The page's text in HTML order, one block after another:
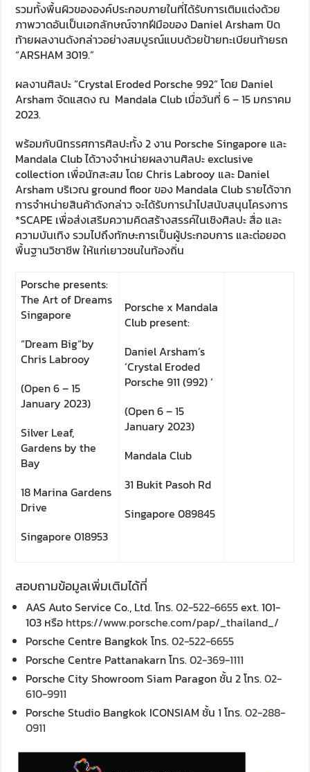
รวมทั้งพื้นผิวขององค์ประกอบภายในที่ได้รับการเติมแต่งด้วย
ภาพวาดอันเป็นเอกลักษณ์จากฝีมือของ Daniel Arsham ปิด
ท้ายผลงานดังกล่าวอย่างสมบูรณ์แบบด้วยป้ายทะเบียนท้ายรถ
“ARSHAM 3019.”
ผลงานศิลปะ “Crystal Eroded Porsche 992“ โดย Daniel
Arsham จัดแสดง ณ Mandala Club เมื่อวันที่ 6 – 15 มกราคม
2023.
พร้อมกับนิทรรศการศิลปะทั้ง 2 งาน Porsche Singapore และ
Mandala Club ได้วางจำหน่ายผลงานศิลปะ exclusive
collection เพื่อนักสะสม โดย Chris Labrooy และ Daniel
Arsham บริเวณ ground floor ของ Mandala Club รายได้จาก
การจำหน่ายสินค้าดังกล่าว จะได้รับการนำไปสนับสนุนโครงการ
*SCAPE เพื่อส่งเสริมความคิดสร้างสรรค์ในเชิงศิลปะ สื่อ และ
ความบันเทิง รวมไปถึงทักษะการเป็นผู้ประกอบการ และต่อยอด
พื้นฐานวิชาชีพ ให้แก่เยาวชนในท้องถิ่น
Porsche presents:
The Art of Dreams
Singapore
“Dream Big“by
Chris Labrooy
(Open 6 – 15
January 2023)
Silver Leaf,
Gardens by the
Bay
18 Marina Gardens
Drive
Singapore 018953
Porsche x Mandala
Club present:
Daniel Arsham’s
‘Crystal Eroded
Porsche 911 (992) ‘
(Open 6 – 15
January 2023)
Mandala Club
31 Bukit Pasoh Rd
Singapore 089845
สอบถามข้อมูลเพิ่มเติมได้ที่
AAS Auto Service Co., Ltd. โทร.02-522-6655ext. 101-
103 หรือ https://www.porsche.com/pap/_thailand_/
Porsche Centre Bangkok โทร.02-522-6655
Porsche Centre Pattanakarn โทร.02-369-1111
Porsche City Showroom Siam Paragon ชั้น 2 โทร.02-
610-9911
Porsche Studio Bangkok ICONSIAM ชั้น 1 โทร.02-288-
0911